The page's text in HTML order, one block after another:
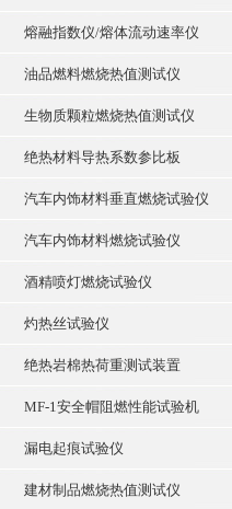
熔融指数仪/熔体流动速率仪
油品燃料燃烧热值测试仪
生物质颗粒燃烧热值测试仪
绝热材料导热系数参比板
汽车内饰材料垂直燃烧试验仪
汽车内饰材料燃烧试验仪
酒精喷灯燃烧试验仪
灼热丝试验仪
绝热岩棉热荷重测试装置
MF-1安全帽阻燃性能试验机
漏电起痕试验仪
建材制品燃烧热值测试仪